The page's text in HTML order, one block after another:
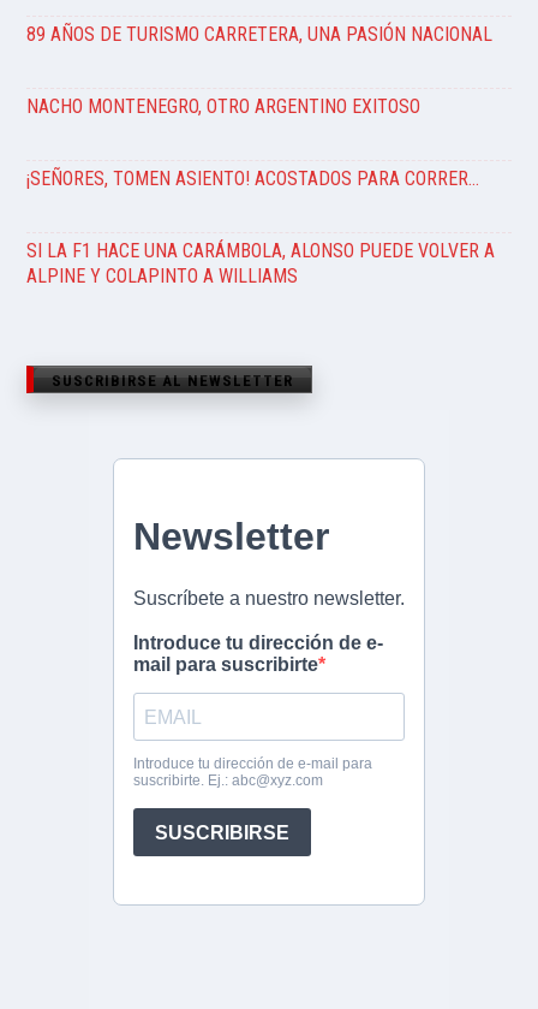
89 AÑOS DE TURISMO CARRETERA, UNA PASIÓN NACIONAL
NACHO MONTENEGRO, OTRO ARGENTINO EXITOSO
¡SEÑORES, TOMEN ASIENTO! ACOSTADOS PARA CORRER…
SI LA F1 HACE UNA CARÁMBOLA, ALONSO PUEDE VOLVER A
ALPINE Y COLAPINTO A WILLIAMS
SUSCRIBIRSE AL NEWSLETTER